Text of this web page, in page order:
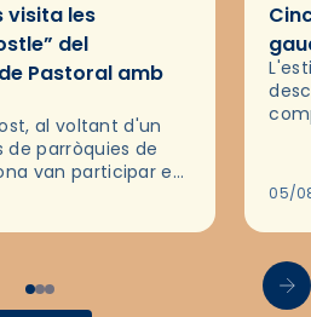
visita les
del
Pastoral amb
al voltant d'un
parròquies de
van participar en
organitzades
05/